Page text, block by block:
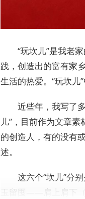
“玩坎儿”是我老
践，创造出的富有家
生活的热爱。“玩坎儿
近些年，我写了
儿”，目前作为文章素
的创造人，有的没有
述。
这六个“坎儿”分
玉留囤——肩上肩下